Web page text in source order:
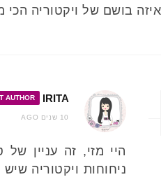
איזה בושם של ויקטוריה הכי
IRITA
AUTHOR
10 שנים AGO
היי מזי, זה עניין
ניחוחות ויקטוריה